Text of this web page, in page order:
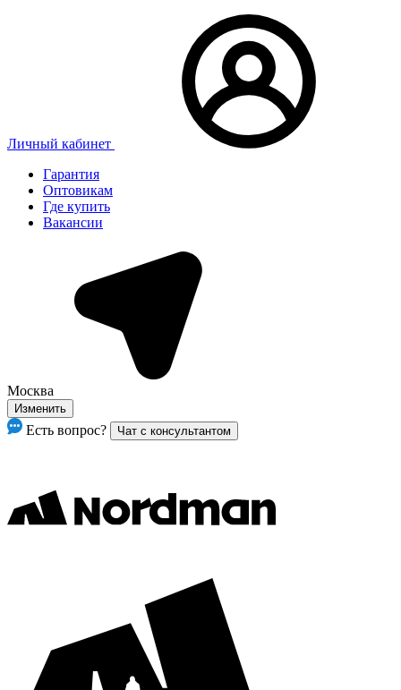
Личный кабинет
Гарантия
Оптовикам
Где купить
Вакансии
Москва
Изменить
Есть вопрос? Чат с консультантом